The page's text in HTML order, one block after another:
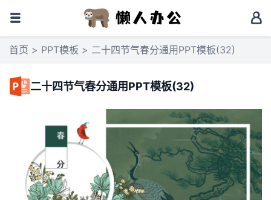
首页 > PPT模板 > 二十四节气春分通用PPT模板(32)
二十四节气春分通用PPT模板(32)